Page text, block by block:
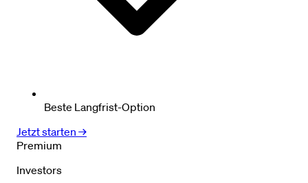
Beste Langfrist-Option
Jetzt starten →
Premium
Investors